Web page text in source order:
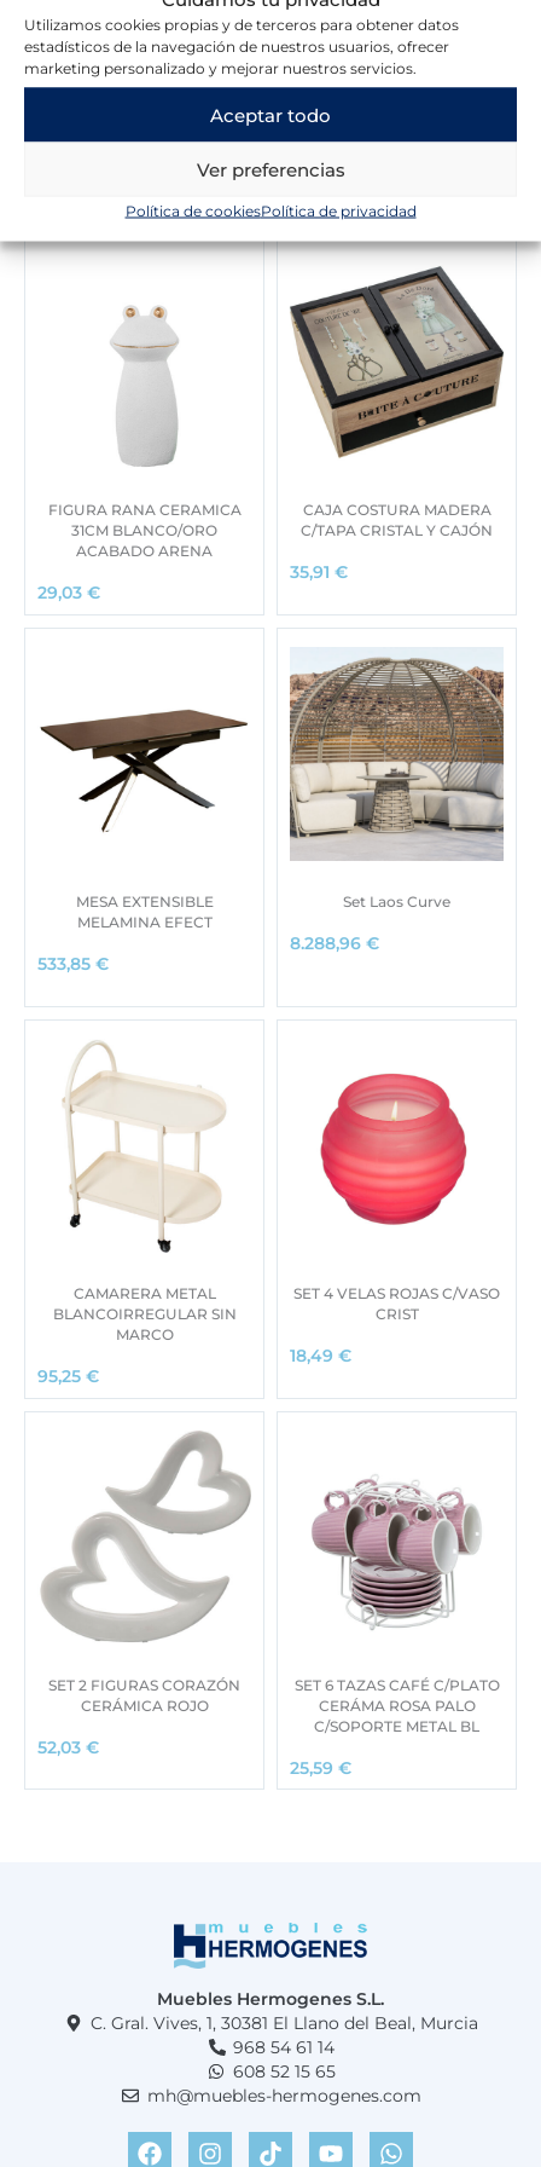
Utilizamos cookies propias y de terceros para obtener datos
estadísticos de la navegación de nuestros usuarios, ofrecer
marketing personalizado y mejorar nuestros servicios.
Aceptar todo
Ver preferencias
Política de cookiesPolítica de privacidad
Novedades en la tienda
FIGURA RANA CERAMICA
31CM BLANCO/ORO
ACABADO ARENA
29,03 €
CAJA COSTURA MADERA
C/TAPA CRISTAL Y CAJÓN
35,91 €
MESA EXTENSIBLE
MELAMINA EFECT
533,85 €
Set Laos Curve
8.288,96 €
CAMARERA METAL
BLANCOIRREGULAR SIN
MARCO
95,25 €
SET 4 VELAS ROJAS C/VASO
CRIST
18,49 €
SET 2 FIGURAS CORAZÓN
CERÁMICA ROJO
52,03 €
SET 6 TAZAS CAFÉ C/PLATO
CERÁMA ROSA PALO
C/SOPORTE METAL BL
25,59 €
Muebles Hermogenes S.L.
C. Gral. Vives, 1, 30381 El Llano del Beal, Murcia
968 54 61 14
608 52 15 65
mh@muebles-hermogenes.com
F
a
I
n
T
i
Y
o
W
h